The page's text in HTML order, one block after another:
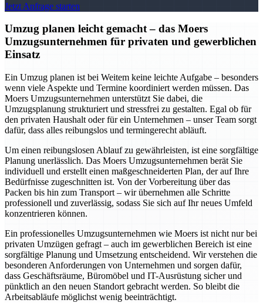
Jetzt Anfrage starten
Umzug planen leicht gemacht – das Moers
Umzugsunternehmen für privaten und gewerblichen
Einsatz
Ein Umzug planen ist bei Weitem keine leichte Aufgabe – besonders
wenn viele Aspekte und Termine koordiniert werden müssen. Das
Moers Umzugsunternehmen unterstützt Sie dabei, die
Umzugsplanung strukturiert und stressfrei zu gestalten. Egal ob für
den privaten Haushalt oder für ein Unternehmen – unser Team sorgt
dafür, dass alles reibungslos und termingerecht abläuft.
Um einen reibungslosen Ablauf zu gewährleisten, ist eine sorgfältige
Planung unerlässlich. Das Moers Umzugsunternehmen berät Sie
individuell und erstellt einen maßgeschneiderten Plan, der auf Ihre
Bedürfnisse zugeschnitten ist. Von der Vorbereitung über das
Packen bis hin zum Transport – wir übernehmen alle Schritte
professionell und zuverlässig, sodass Sie sich auf Ihr neues Umfeld
konzentrieren können.
Ein professionelles Umzugsunternehmen wie Moers ist nicht nur bei
privaten Umzügen gefragt – auch im gewerblichen Bereich ist eine
sorgfältige Planung und Umsetzung entscheidend. Wir verstehen die
besonderen Anforderungen von Unternehmen und sorgen dafür,
dass Geschäftsräume, Büromöbel und IT-Ausrüstung sicher und
pünktlich an den neuen Standort gebracht werden. So bleibt die
Arbeitsabläufe möglichst wenig beeinträchtigt.